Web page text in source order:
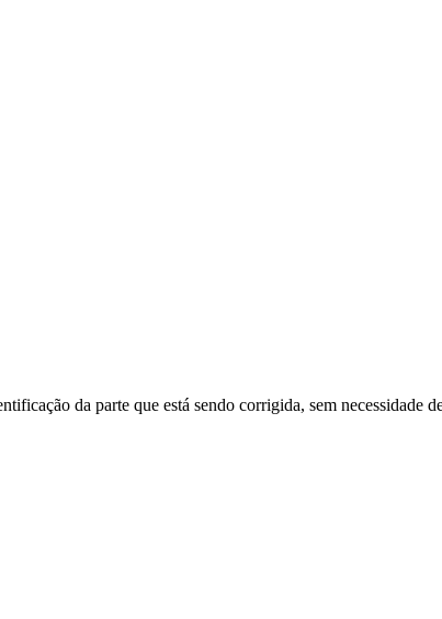
da parte que está sendo corrigida, sem necessidade